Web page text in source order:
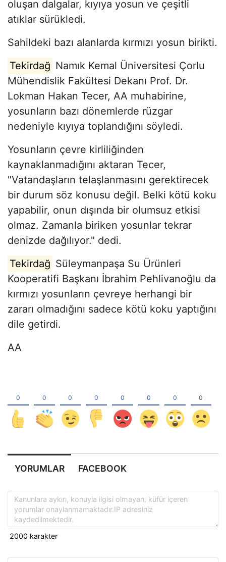
oluşan dalgalar, kıyıya yosun ve çeşitli
atıklar sürükledi.
Sahildeki bazı alanlarda kırmızı yosun birikti.
Tekirdağ Namık Kemal Üniversitesi Çorlu
Mühendislik Fakültesi Dekanı Prof. Dr.
Lokman Hakan Tecer, AA muhabirine,
yosunların bazı dönemlerde rüzgar
nedeniyle kıyıya toplandığını söyledi.
Yosunların çevre kirliliğinden
kaynaklanmadığını aktaran Tecer,
"Vatandaşların telaşlanmasını gerektirecek
bir durum söz konusu değil. Belki kötü koku
yapabilir, onun dışında bir olumsuz etkisi
olmaz. Zamanla biriken yosunlar tekrar
denizde dağılıyor." dedi.
Tekirdağ Süleymanpaşa Su Ürünleri
Kooperatifi Başkanı İbrahim Pehlivanoğlu da
kırmızı yosunların çevreye herhangi bir
zararı olmadığını sadece kötü koku yaptığını
dile getirdi.
AA
YORUMLAR FACEBOOK